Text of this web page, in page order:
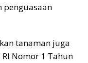
penguasaan
tanaman juga
Nomor 1 Tahun